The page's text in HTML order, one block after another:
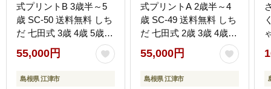
式プリントB 3歳半～5
歳 SC-50 送料無料 しち
だ 七田式 3歳 4歳 5歳
就学前 幼児 子育て 教育
教材 こども 子ども キッ
ズ 知育 プリント 勉強
55,000円
島根県 江津市
式プリントA 2歳半～4
歳 SC-49 送料無料 しち
だ 七田式 2歳 3歳 4歳
就学前 幼児 プリント 子
育て 教育 教材 勉強 こ
ども 子ども キッズ 知育
55,000円
島根県 江津市